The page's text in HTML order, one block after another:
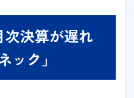
次決算が遅れ
ック」